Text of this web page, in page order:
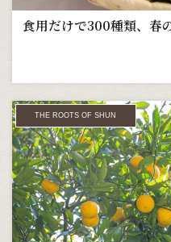
食用だけで300種類、春
THE ROOTS OF SHUN